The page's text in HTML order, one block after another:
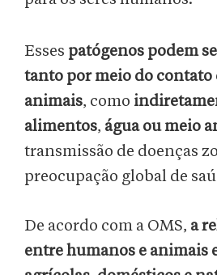
Esses patógenos podem
tanto por meio do contato
animais, como
alimentos, água ou meio
transmissão de doenças
preocupação global de
De acordo com a OMS, a
entre humanos e animais